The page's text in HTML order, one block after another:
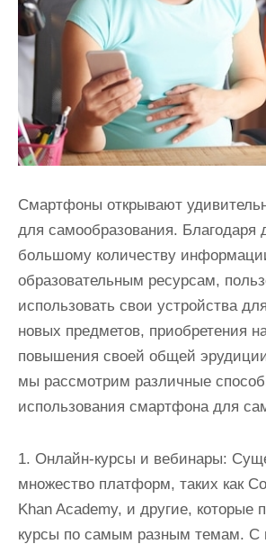
Смартфоны открывают
для самообразования. Благодаря
большому количеству
образовательным ресурсам,
использовать свои устройства
новых предметов, приобретения
повышения своей общей
мы рассмотрим различные
использования смартфона для
1. Онлайн-курсы и вебинары:
множество платформ, таких как
Khan Academy, и другие, которые
курсы по самым разным темам. С